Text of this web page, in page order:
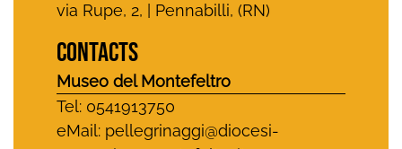
via Rupe, 2, | Pennabilli, (RN)
CONTACTS
Museo del Montefeltro
Tel: 0541913750
eMail: pellegrinaggi@diocesi-